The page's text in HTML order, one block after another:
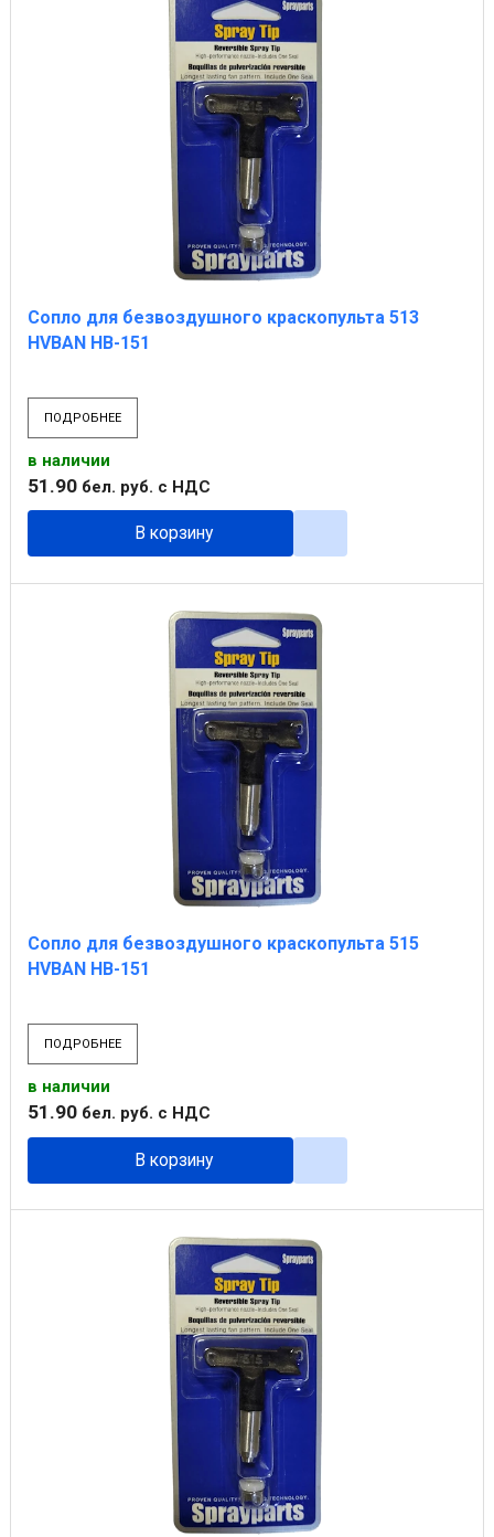
Сопло для безвоздушного краскопульта 513
HVBAN HB-151
ПОДРОБНЕЕ
в наличии
51 .90 бел. руб. с НДС
В корзину
Сопло для безвоздушного краскопульта 515
HVBAN HB-151
ПОДРОБНЕЕ
в наличии
51 .90 бел. руб. с НДС
В корзину